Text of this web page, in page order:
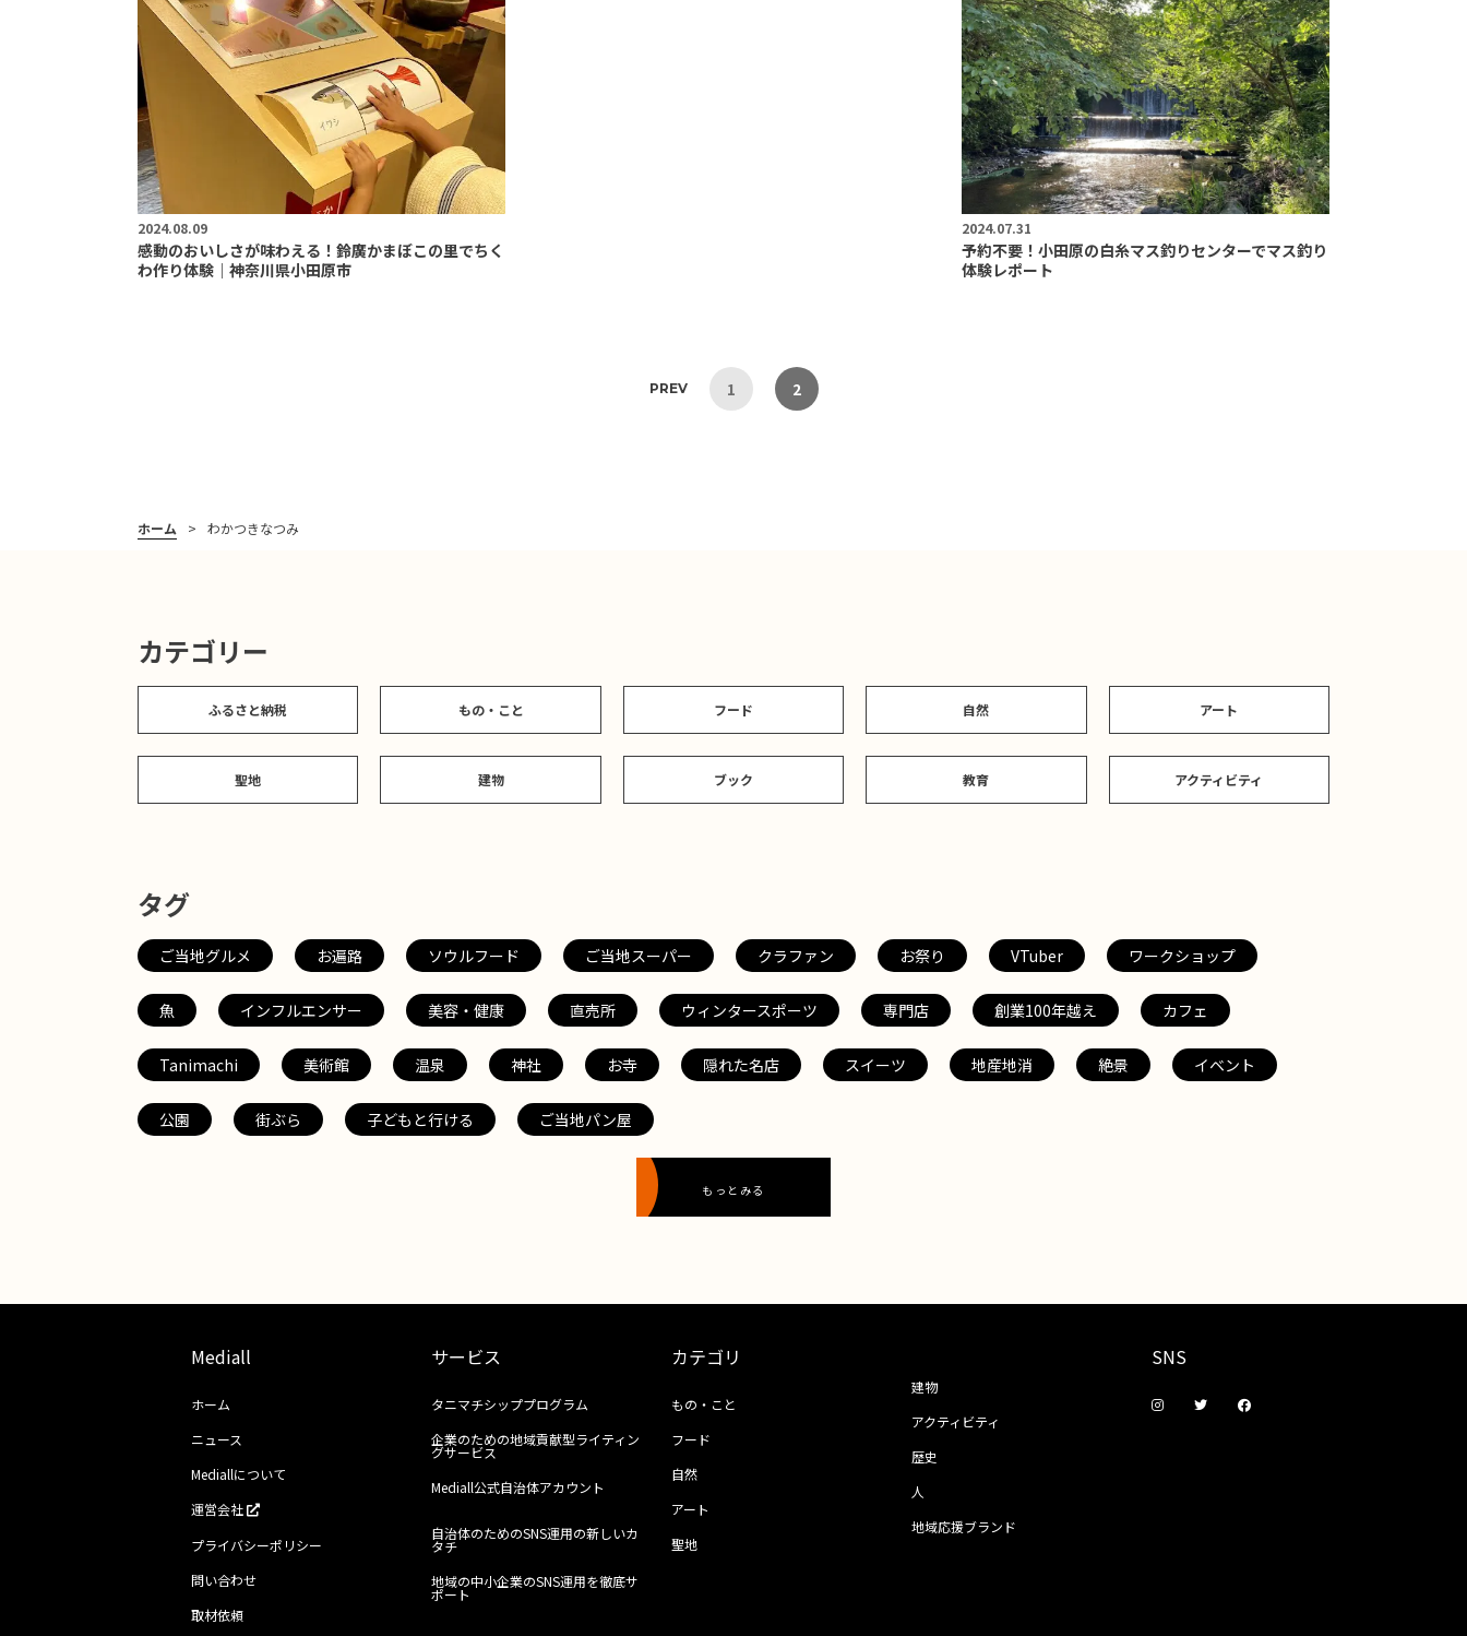
2024.08.09
感動のおいしさが味わえる！鈴廣かまぼこの里でちく
わ作り体験｜神奈川県小田原市
2024.07.31
予約不要！小田原の白糸マス釣りセンターでマス釣り
体験レポート
PREV 1 2
ホーム わかつきなつみ
カテゴリー
ふるさと納税 もの・こと フード 自然 アート
聖地 建物 ブック 教育 アクティビティ
タグ
ご当地グルメ お遍路 ソウルフード ご当地スーパー クラファン お祭り VTuber ワークショップ
魚 インフルエンサー 美容・健康 直売所 ウィンタースポーツ 専門店 創業100年越え カフェ
Tanimachi 美術館 温泉 神社 お寺 隠れた名店 スイーツ 地産地消 絶景 イベント
公園 街ぶら 子どもと行ける ご当地パン屋
もっとみる
Mediall
ホーム
ニュース
Mediallについて
運営会社
プライバシーポリシー
問い合わせ
取材依頼
サービス
タニマチシッププログラム
企業のための地域貢献型ライティン
グサービス
Mediall公式自治体アカウント
自治体のためのSNS運用の新しいカ
タチ
地域の中小企業のSNS運用を徹底サ
ポート
カテゴリ
もの・こと
フード
自然
アート
聖地
建物
アクティビティ
歴史
人
地域応援ブランド
SNS